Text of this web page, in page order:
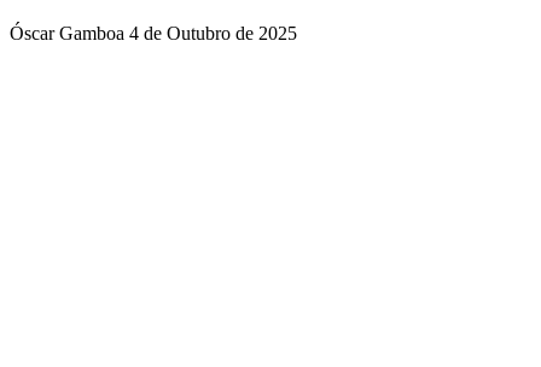
Óscar Gamboa 4 de Outubro de 2025